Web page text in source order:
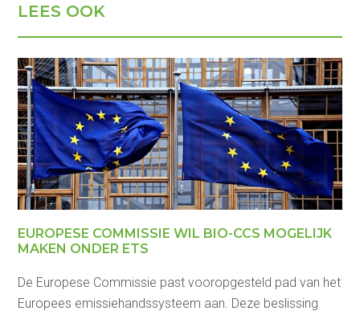
LEES OOK
EUROPESE COMMISSIE WIL BIO-CCS MOGELIJK
MAKEN ONDER ETS
De Europese Commissie past vooropgesteld pad van het
Europees emissiehandssysteem aan. Deze beslissing